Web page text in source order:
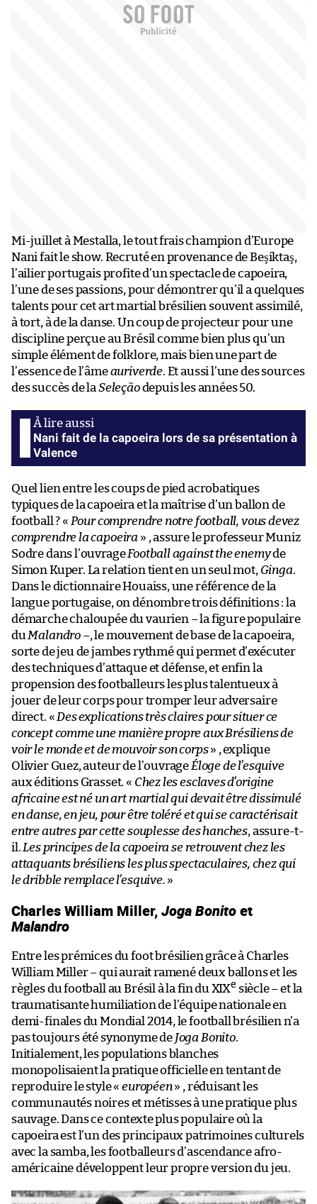
Mi-juillet à Mestalla, le tout frais champion d’Europe
Nani fait le show. Recruté en provenance de Beşiktaş,
l’ailier portugais profite d’un spectacle de capoeira,
l’une de ses passions, pour démontrer qu’il a quelques
talents pour cet art martial brésilien souvent assimilé,
à tort, à de la danse. Un coup de projecteur pour une
discipline perçue au Brésil comme bien plus qu’un
simple élément de folklore, mais bien une part de
l’essence de l’âmeauriverde. Et aussi l’une des sources
des succès de la Seleçãodepuis les années 50.
Nani fait de la capoeira lors de sa présentation à
Valence
Quel lien entre les coups de pied acrobatiques
typiques de la capoeira et la maîtrise d’un ballon de
football ? « Pour comprendre notre football, vous devez
comprendre la capoeira » , assure le professeur Muniz
Sodre dans l’ouvrageFootball against the enemyde
Simon Kuper. La relation tient en un seul mot, Ginga.
Dans le dictionnaire Houaiss, une référence de la
langue portugaise, on dénombre trois définitions : la
démarche chaloupée du vaurien – la figure populaire
du Malandro –, le mouvement de base de la capoeira,
sorte de jeu de jambes rythmé qui permet d’exécuter
des techniques d’attaque et défense, et enfin la
propension des footballeurs les plus talentueux à
jouer de leur corps pour tromper leur adversaire
direct. « Des explications très claires pour situer ce
concept comme une manière propre aux Brésiliens de
voir le monde et de mouvoir son corps» , explique
Olivier Guez, auteur de l’ouvrage Éloge de l’esquive
aux éditions Grasset. « Chez les esclaves d’origine
africaine est né un art martial qui devait être dissimulé
en danse, en jeu, pour être toléré et qui se caractérisait
entre autres par cette souplesse des hanches, assure-t-
il. Les principes de la capoeira se retrouvent chez les
attaquants brésiliens les plus spectaculaires, chez qui
le dribble remplace l’esquive. »
Charles William Miller,Joga Bonitoet
Malandro
Entre les prémices du foot brésilien grâce à Charles
William Miller – qui aurait ramené deux ballons et les
règles du football au Brésil à la fin du XIXe siècle – et la
traumatisante humiliation de l’équipe nationale en
demi-finales du Mondial 2014, le football brésilien n’a
pas toujours été synonyme de Joga Bonito.
Initialement, les populations blanches
monopolisaient la pratique officielle en tentant de
reproduire le style «européen» , réduisant les
communautés noires et métisses à une pratique plus
sauvage. Dans ce contexte plus populaire où la
capoeira est l’un des principaux patrimoines culturels
avec la samba, les footballeurs d’ascendance afro-
américaine développent leur propre version du jeu.